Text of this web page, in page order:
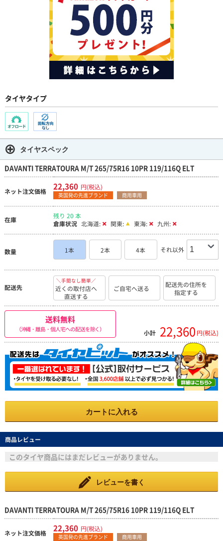
タイヤタイプ
タイヤスペック
DAVANTI TERRATOURA M/T 265/75R16 10PR 119/116Q ELT
ネット注文価格 22,360 円(税込)
英国発の先進ブランド 商用車用
在庫
残り 20 本
倉庫状況 北海道: 関東: 東海: 九州:
数量 1本 2本 4本 それ以外
配送先
＼手間なし簡単／
近くの取付店へ
直送する
ご自宅へ送る
配送先の住所を
指定する
送料無料
（沖縄・離島・個人宅への配送を除く） 小計 22,360 円(税込)
カートに入れる
商品レビュー
このタイヤ商品にはまだレビューがありません。
レビューを書く
DAVANTI TERRATOURA M/T 265/75R16 10PR 119/116Q ELT
ネット注文価格 22,360 円(税込)
英国発の先進ブランド 商用車用